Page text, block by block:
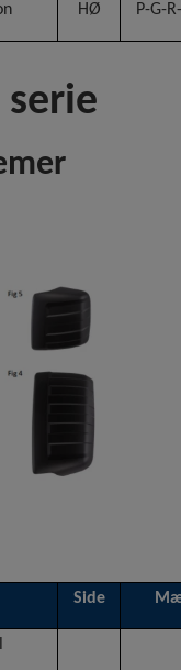
HØ P-G-
serie
Side